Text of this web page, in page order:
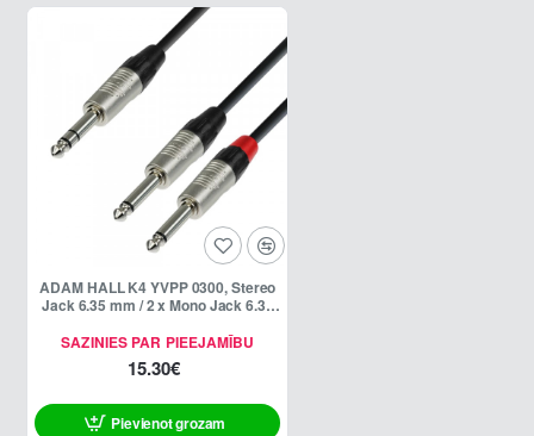
SAZINIES PAR PIEEJAMĪBU
ADAM HALL K4 YVPP 0300, Stereo
Jack 6.35 mm / 2 x Mono Jack 6.35
15.30€
Pievienot grozam